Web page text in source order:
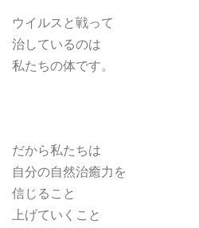
ウイルスと戦って
治しているのは
私たちの体です。
だから私たちは
自分の自然治癒力を
信じること
上げていくこと